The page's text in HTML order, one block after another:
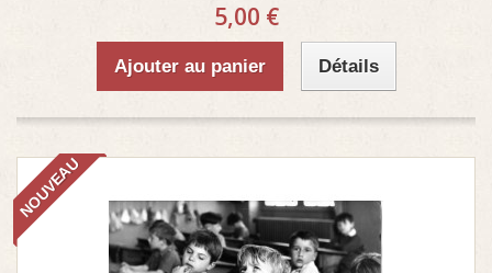
5,00 €
Ajouter au panier Détails
NOUVEAU